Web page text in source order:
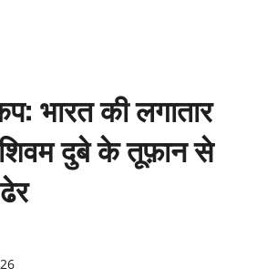
भारत की लगातार
दुबे के तूफ़ान से